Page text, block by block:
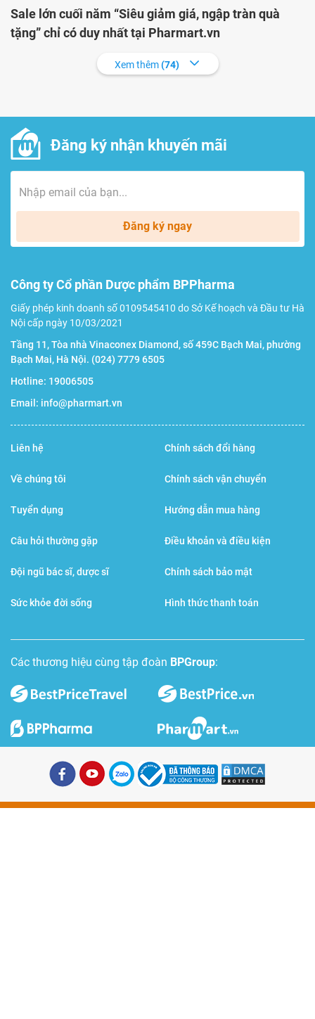
Sale lớn cuối năm “Siêu giảm giá, ngập tràn quà
tặng” chỉ có duy nhất tại Pharmart.vn
Xem thêm(74)
Đăng ký nhận khuyến mãi
Đăng ký ngay
Công ty Cổ phần Dược phẩm BPPharma
Giấy phép kinh doanh số 0109545410 do Sở Kế hoạch và Đầu tư Hà
Nội cấp ngày 10/03/2021
Tầng 11, Tòa nhà Vinaconex Diamond, số 459C Bạch Mai, phường
Bạch Mai, Hà Nội. (024) 7779 6505
Hotline: 19006505
Email: info@pharmart.vn
Liên hệ
Về chúng tôi
Tuyển dụng
Câu hỏi thường gặp
Đội ngũ bác sĩ, dược sĩ
Sức khỏe đời sống
Chính sách đổi hàng
Chính sách vận chuyển
Hướng dẫn mua hàng
Điều khoản và điều kiện
Chính sách bảo mật
Hình thức thanh toán
Các thương hiệu cùng tập đoàn BPGroup: